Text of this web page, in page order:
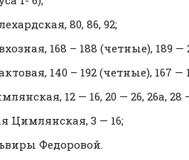
80, 86, 92;
168 – 188 (четные), 189
140 – 192 (четные), 167
12 — 16, 20 — 26, 26а,
Цимлянская, 3 — 16;
Федоровой.